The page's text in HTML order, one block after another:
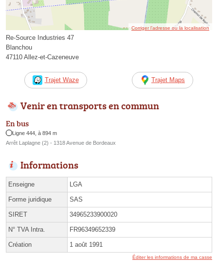
Corriger l’adresse ou la localisation
Re-Source Industries 47
Blanchou
47110 Allez-et-Cazeneuve
Trajet Waze Trajet Maps
Venir en transports en commun
En bus
Ligne 444, à 894 m
Arrêt Laplagne (2) - 1318 Avenue de Bordeaux
Informations
Enseigne LGA
Forme juridique SAS
SIRET 34965233900020
N° TVA Intra. FR96349652339
Création 1 août 1991
Éditer les informations de ma casse